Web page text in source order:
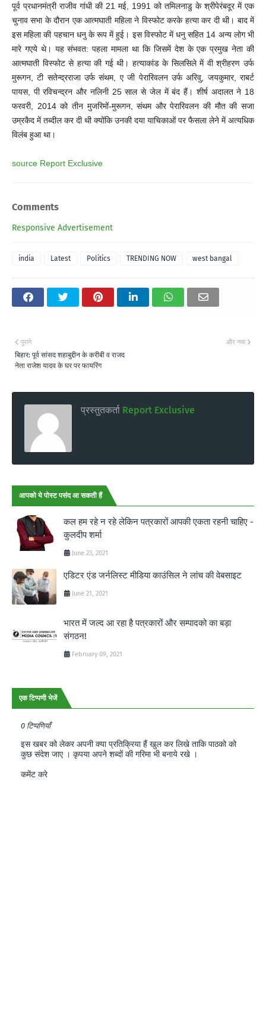
पूर्व प्रधानमंत्री राजीव गांधी की 21 मई, 1991 को तमिलनाडु के श्रीपेरंबदूर में एक
चुनाव सभा के दौरान एक आत्मघाती महिला ने विस्फोट करके हत्या कर दी थी। बाद में
इस महिला की पहचान धनु के रूप में हुई। इस विस्फोट में धनु सहित 14 अन्य लोग भी
मारे गएये थे। यह संभवत: पहला मामला था कि जिसमें देश के एक प्रमुख नेता की
आत्मघाती विस्फोट से हत्या की गई थी। हत्याकांड के सिलसिले में वी श्रीहरण उर्फ
मुरूगन, टी सतेन्द्रराजा उर्फ संथम, ए जी पेरारिवलन उर्फ अरिवु, जयकुमार, राबर्ट
पायस, पी रविचन्द्रन और नलिनी 25 साल से जेल में बंद हैं। शीर्ष अदालत ने 18
फरवरी, 2014 को तीन मुजरिमों-मुरूगन, संथम और पेरारिवलन की मौत की सजा
उम्रकैद में तब्दील कर दी थी क्योंकि उनकी दया याचिकाओं पर फैसला लेने में अत्यधिक
विलंब हुआ था।
source Report Exclusive
Comments
Responsive Advertisement
india Latest Politics TRENDING NOW west bangal
और नया
पुराने
बिहार: पूर्व सांसद शहाबुद्दीन के करीबी व राजद
नेता राजेश यादव के घर पर फायरिंग
प्रस्तुतकर्ता Report Exclusive
आपको ये पोस्ट पसंद आ सकती हैं
कल हम रहे न रहे लेकिन पत्रकारों आपकी एकता रहनी चाहिए -
कुलदीप शर्मा
June 23, 2021
एडिटर एंड जर्नलिस्ट मीडिया काउंसिल ने लांच की वेबसाइट
June 21, 2021
भारत में जल्द आ रहा है पत्रकारों और सम्पादको का बड़ा
संगठन!
February 09, 2021
एक टिप्पणी भेजें
0 टिप्पणियाँ
इस खबर को लेकर अपनी क्या प्रतिक्रिया हैं खुल कर लिखे ताकि पाठको को
कुछ संदेश जाए । कृपया अपने शब्दों की गरिमा भी बनाये रखे ।
कमेंट करे